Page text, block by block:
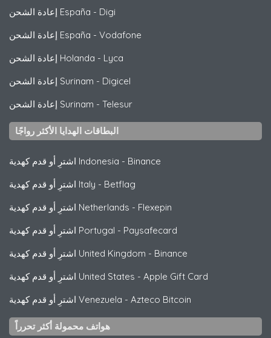
إعادة الشحن España - Digi
إعادة الشحن España - Vodafone
إعادة الشحن Holanda - Lyca
إعادة الشحن Surinam - Digicel
إعادة الشحن Surinam - Telesur
البطاقات الهدايا الأكثر رواجًا
اشترِ أو قدم كهدية Indonesia - Binance
اشترِ أو قدم كهدية Italy - Betflag
اشترِ أو قدم كهدية Netherlands - Flexepin
اشترِ أو قدم كهدية Portugal - Paysafecard
اشترِ أو قدم كهدية United Kingdom - Binance
اشترِ أو قدم كهدية United States - Apple Gift Card
اشترِ أو قدم كهدية Venezuela - Azteco Bitcoin
هواتف محمولة أكثر تحرراً